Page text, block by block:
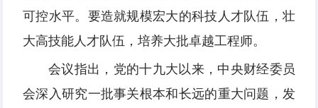
可控水平。要造就规模宏大的科技人才队伍，壮
大高技能人才队伍，培养大批卓越工程师。
会议指出，党的十九大以来，中央财经委员
会深入研究一批事关根本和长远的重大问题，发